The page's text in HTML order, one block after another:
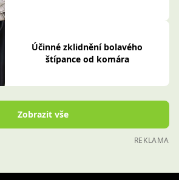
Účinné zklidnění bolavého
štípance od komára
Zobrazit vše
REKLAMA